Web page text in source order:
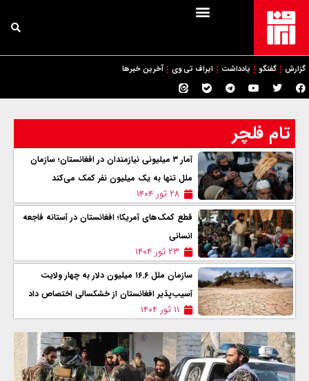
گزارش گفتگو یادداشت ایراف تی وی آخرین خبرها
تام فلچر
آمار ۳ میلیونی نیازمندان در افغانستان؛ سازمان
ملل تنها به یک میلیون نفر کمک می‌کند
۲۸ ثور ۱۴۰۴
قطع کمک‌های آمریکا؛ افغانستان در آستانه‌ فاجعه
انسانی
۲۳ ثور ۱۴۰۴
سازمان ملل ۱۶.۶ میلیون دلار به چهار ولایت
آسیب‌پذیر افغانستان از خشکسالی اختصاص داد
۱۱ ثور ۱۴۰۴